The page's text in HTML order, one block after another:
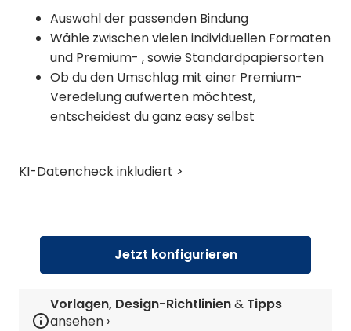
Auswahl der passenden Bindung
Wähle zwischen vielen individuellen Formaten
und Premium- , sowie Standardpapiersorten
Ob du den Umschlag mit einer Premium-
Veredelung aufwerten möchtest,
entscheidest du ganz easy selbst
KI-Datencheck inkludiert >
Jetzt konfigurieren
Vorlagen, Design-Richtlinien& Tipps
ansehen ›